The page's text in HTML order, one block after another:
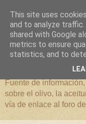
El mundo
Fuente de
sobre el olivo, la
vía de enlace al foro
This site uses
and to analyze traffic.
shared with Google
metrics to ensure
statistics, and to